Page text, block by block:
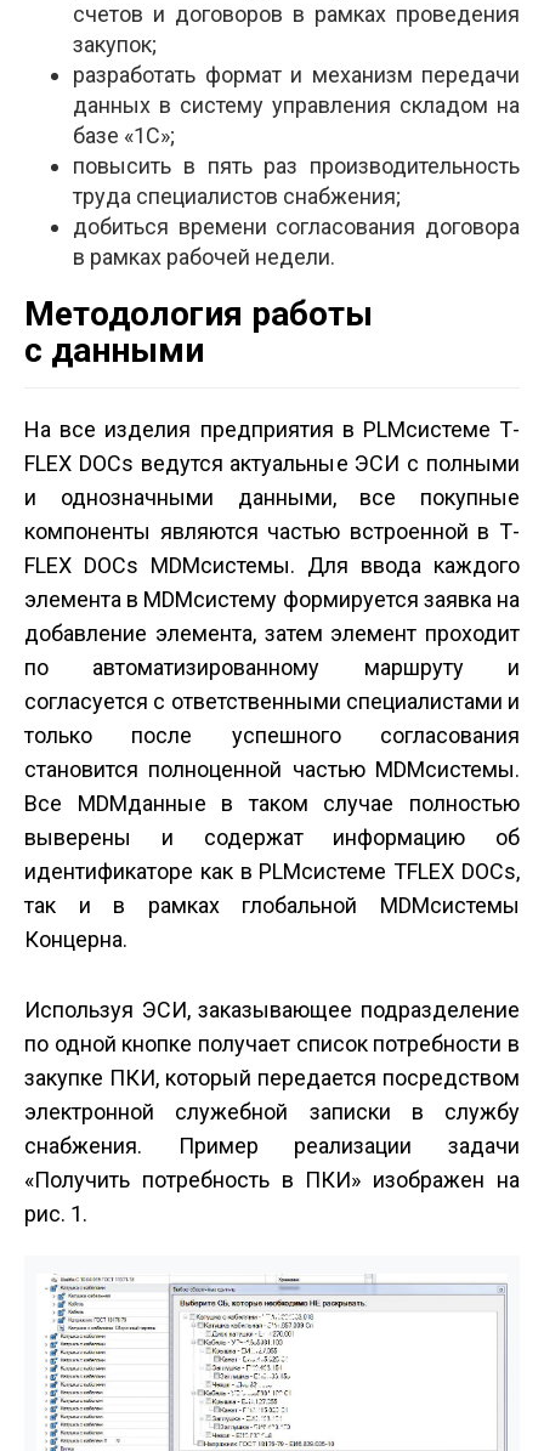
счетов и договоров в рамках проведения
закупок;
разработать формат и механизм передачи
данных в систему управления складом на
базе «1С»;
повысить в пять раз производительность
труда специалистов снабжения;
добиться времени согласования договора
в рамках рабочей недели.
Методология работы
с данными
На все изделия предприятия в PLM­системе T­
FLEX DOCs ведутся актуальные ЭСИ с полными
и однозначными данными, все покупные
компоненты являются частью встроенной в T­
FLEX DOCs MDM­системы. Для ввода каждого
элемента в MDM­систему формируется заявка на
добавление элемента, затем элемент проходит
по автоматизированному маршруту и
согласуется с ответственными специалистами и
только после успешного согласования
становится полноценной частью MDM­системы.
Все MDM­данные в таком случае полностью
выверены и содержат информацию об
идентификаторе как в PLM­системе T­FLEX DOCs,
так и в рамках глобальной MDM­системы
Концерна.
Используя ЭСИ, заказывающее подразделение
по одной кнопке получает список потребности в
закупке ПКИ, который передается посредством
электронной служебной записки в службу
снабжения. Пример реализации задачи
«Получить потребность в ПКИ» изображен на
рис. 1.